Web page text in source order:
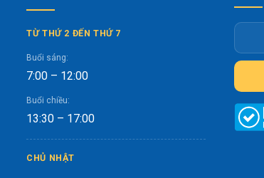
TỪ THỨ 2 ĐẾN THỨ 7
Buổi sáng:
7:00 – 12:00
Buổi chiều:
13:30 – 17:00
CHỦ NHẬT